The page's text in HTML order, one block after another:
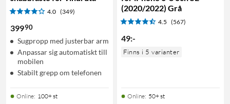
4.0 (349)
39990
Sugpropp med justerbar arm
Anpassar sig automatiskt till
mobilen
Stabilt grepp om telefonen
Online: 100+ st
(2020/2022) Grå
4.5 (567)
49:-
Finns i 5 varianter
Online: 50+ st